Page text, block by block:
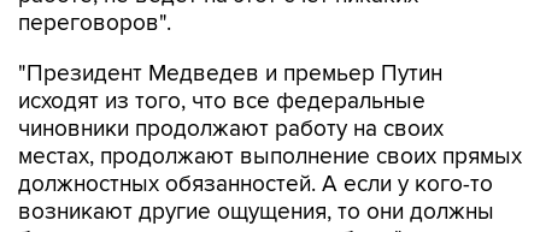
"Президент Медведев и премьер Путин
чиновники продолжают работу на своих
местах, продолжают выполнение своих прямых
должностных обязанностей. А если у кого-то
возникают другие ощущения, то они должны
быть готовы сменить место работы", - сказала
пресс-секретарь президента.